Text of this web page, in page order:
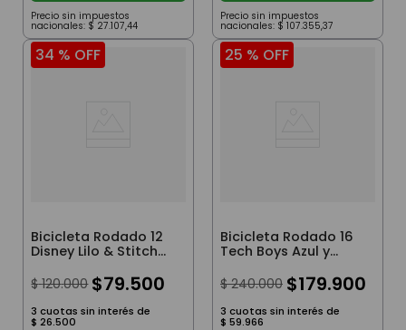
Precio sin impuestos
nacionales: $ 27.107,44
Precio sin impuestos
nacionales: $ 107.355,37
34 % OFF
Bicicleta Rodado 12
Disney Lilo & Stitch
Violeta y Turquesa
con Rueditas,
Canasto y
Cantimplora
$ 120.000 $79.500
3 cuotas sin interés de
$ 26.500
25 % OFF
Bicicleta Rodado 16
Tech Boys Azul y
Negra con
Neumáticos de
Cámara, Rueditas y
Cantimplora
$ 240.000 $179.900
3 cuotas sin interés de
$ 59.966